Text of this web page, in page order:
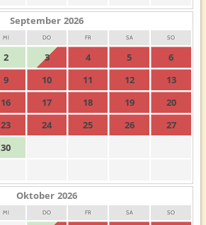
September 2026
MI DO FR SA SO
2 3 4 5
6
9 10 11 12
13
16 17 18 19
20
23 24 25 26
27
30
Oktober 2026
MI DO FR SA SO